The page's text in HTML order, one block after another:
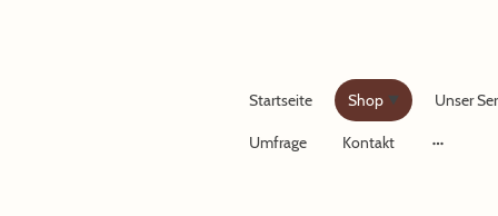
Startseite Shop Unser
Umfrage Kontakt